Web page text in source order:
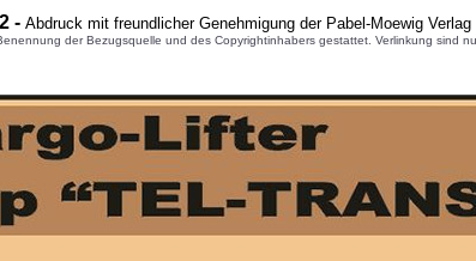
- Abdruck mit freundlicher Genehmigung der Pabel-Moewig
der Bezugsquelle und des Copyrightinhabers gestattet. Verlinkung sind